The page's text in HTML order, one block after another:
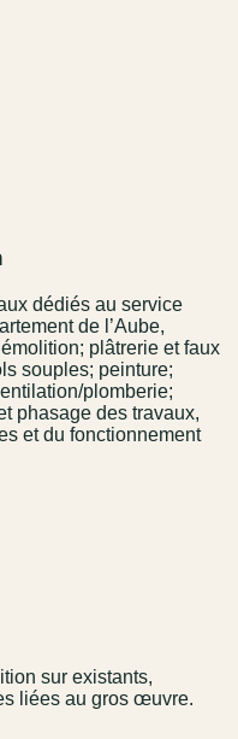
dédiés au service
de l’Aube,
plâtrerie et faux
souples; peinture;
plomberie;
phasage des travaux,
et du fonctionnement
sur existants,
liées au gros œuvre.